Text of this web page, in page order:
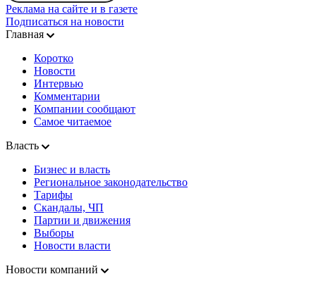
Реклама на сайте и в газете
Подписаться на новости
Главная
Коротко
Новости
Интервью
Комментарии
Компании сообщают
Самое читаемое
Власть
Бизнес и власть
Региональное законодательство
Тарифы
Скандалы, ЧП
Партии и движения
Выборы
Новости власти
Новости компаний